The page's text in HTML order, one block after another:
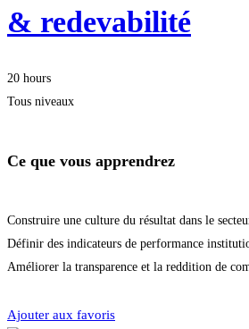
& redevabilité
20 hours
Tous niveaux
Ce que vous apprendrez
Construire une culture du résultat dans le
Définir des indicateurs de performance
Améliorer la transparence et la reddition de
Ajouter aux favoris